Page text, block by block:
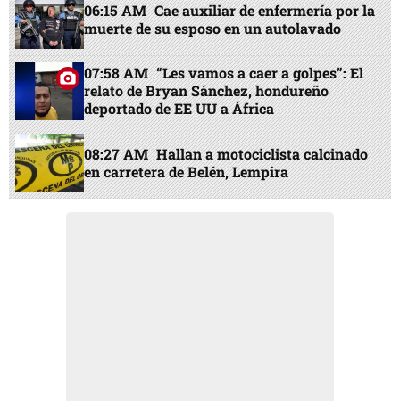
06:15 AM Cae auxiliar de enfermería por la
muerte de su esposo en un autolavado
07:58 AM “Les vamos a caer a golpes”: El
relato de Bryan Sánchez, hondureño
deportado de EE UU a África
08:27 AM Hallan a motociclista calcinado
en carretera de Belén, Lempira